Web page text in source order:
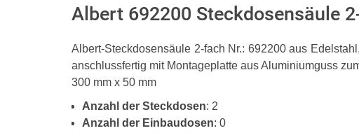
Albert 692200 Steckdosensäule
Albert-Steckdosensäule 2-fach Nr.: 692200 aus
anschlussfertig mit Montageplatte aus Aluminiumguss
300 mm x 50 mm
Anzahl der Steckdosen: 2
Anzahl der Einbaudosen: 0